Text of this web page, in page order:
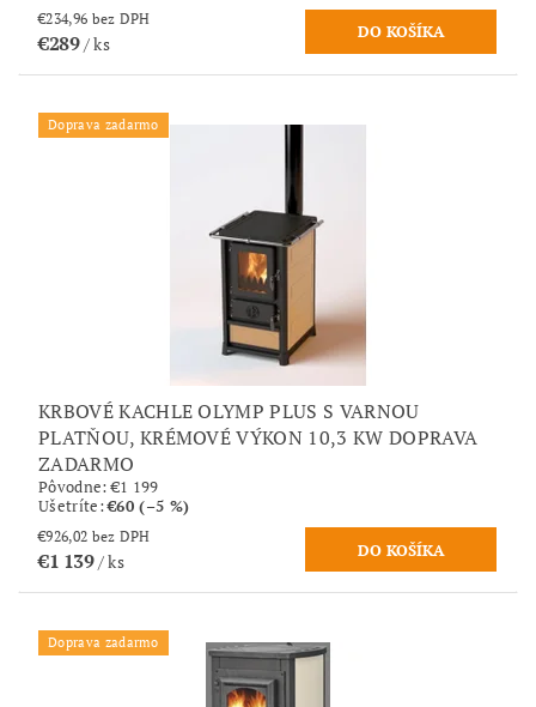
€234,96 bez DPH
€289/ ks
Doprava zadarmo
KRBOVÉ KACHLE OLYMP PLUS S VARNOU
PLATŇOU, KRÉMOVÉ VÝKON 10,3 KW DOPRAVA
ZADARMO
Pôvodne:€1 199
Ušetríte:€60 (–5 %)
€926,02 bez DPH
€1 139/ ks
Doprava zadarmo